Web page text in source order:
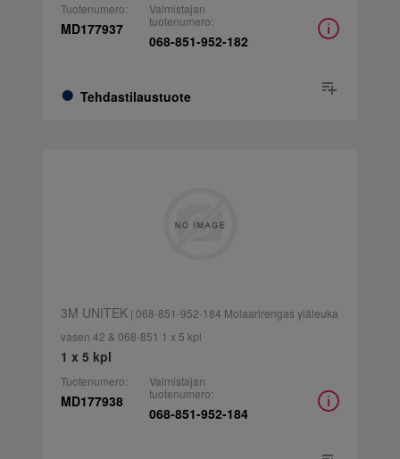
Tuotenumero:
MD177937
Tehdastilaustuote
Valmistajan
tuotenumero:
068-851-952-182
3M UNITEK| 068-851-952-184 Molaarirengas yläleuka
vasen 42 & 068-851 1 x 5 kpl
1 x 5 kpl
Tuotenumero:
MD177938
Valmistajan
tuotenumero:
068-851-952-184